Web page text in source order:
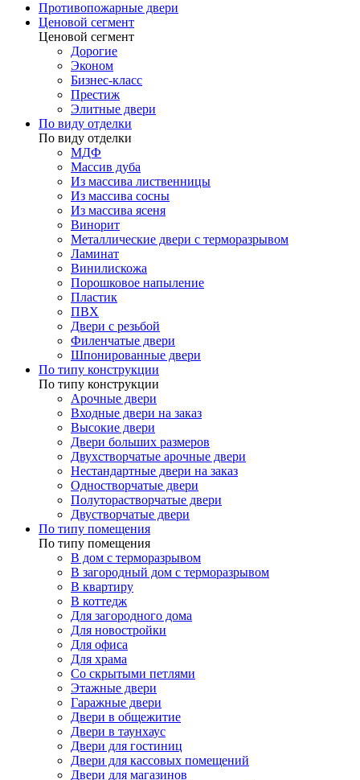
Противопожарные двери
Ценовой сегмент
Ценовой сегмент
Дорогие
Эконом
Бизнес-класс
Престиж
Элитные двери
По виду отделки
По виду отделки
МДФ
Массив дуба
Из массива лиственницы
Из массива сосны
Из массива ясеня
Винорит
Металлические двери с терморазрывом
Ламинат
Винилискожа
Порошковое напыление
Пластик
ПВХ
Двери с резьбой
Филенчатые двери
Шпонированные двери
По типу конструкции
По типу конструкции
Арочные двери
Входные двери на заказ
Высокие двери
Двери больших размеров
Двухстворчатые арочные двери
Нестандартные двери на заказ
Одностворчатые двери
Полуторастворчатые двери
Двустворчатые двери
По типу помещения
По типу помещения
В дом с терморазрывом
В загородный дом с терморазрывом
В квартиру
В коттедж
Для загородного дома
Для новостройки
Для офиса
Для храма
Со скрытыми петлями
Этажные двери
Гаражные двери
Двери в общежитие
Двери в таунхаус
Двери для гостиниц
Двери для кассовых помещений
Двери для магазинов